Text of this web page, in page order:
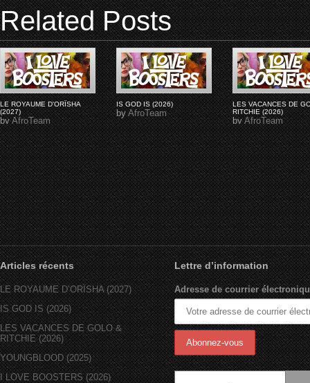
Related Posts
LE ROYAUME D'ORÏSHA
(2027)
byAfroTeam
IS GOD IS (2026)
byAfroTeam
LES VACANCES DE
RITCHIE (2026)
byAfroTeam
Articles récents
LE ROYAUME D’ORÏSHA (2027)
IS GOD IS (2026)
LES VACANCES DE GOLO &
RITCHIE (2026)
YOUNGBLOOD (2025)
I LOVE BOOSTERS (2026)
Lettre d’information
Adresse de courrier